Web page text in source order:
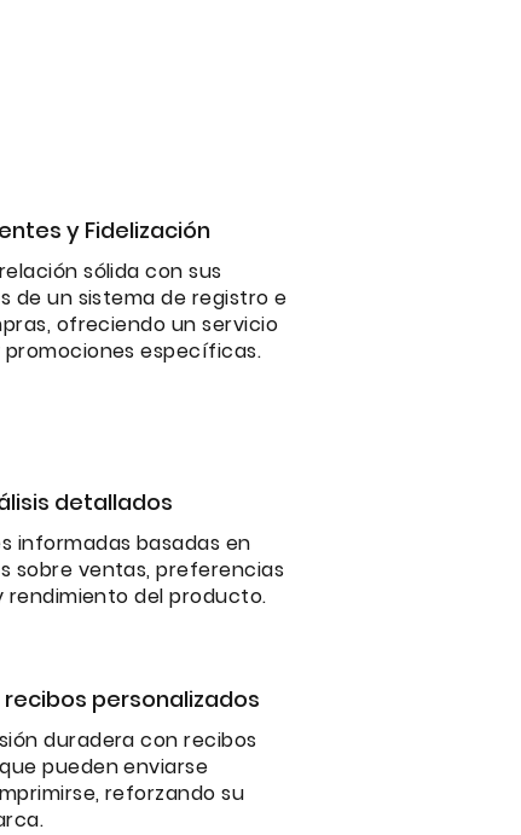
y Fidelización
sólida con sus
de un sistema de registro e
ofreciendo un servicio
promociones específicas.
detallados
informadas basadas en
sobre ventas, preferencias
rendimiento del producto.
personalizados
duradera con recibos
pueden enviarse
reforzando su